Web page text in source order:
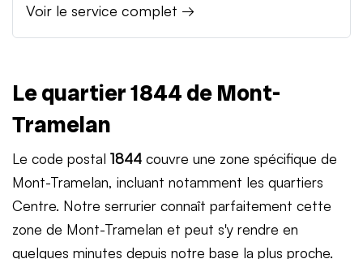
Voir le service complet →
Le quartier 1844 de Mont-
Tramelan
Le code postal 1844 couvre une zone spécifique de
Mont-Tramelan, incluant notamment les quartiers
Centre. Notre serrurier connaît parfaitement cette
zone de Mont-Tramelan et peut s'y rendre en
quelques minutes depuis notre base la plus proche.